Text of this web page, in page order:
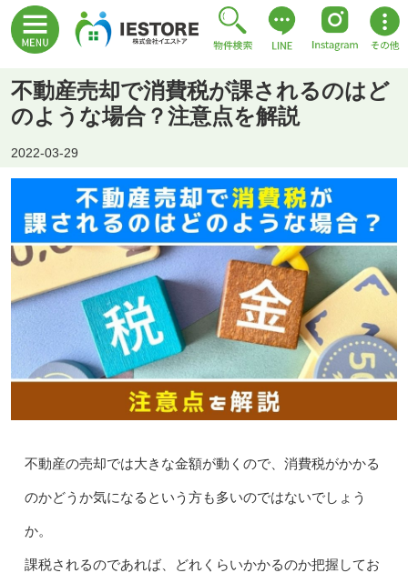
不動産売却で消費税が課されるのはど
のような場合？注意点を解説
2022-03-29
不動産の売却では大きな金額が動くので、消費税がかかる
のかどうか気になるという方も多いのではないでしょう
か。
課税されるのであれば、どれくらいかかるのか把握してお